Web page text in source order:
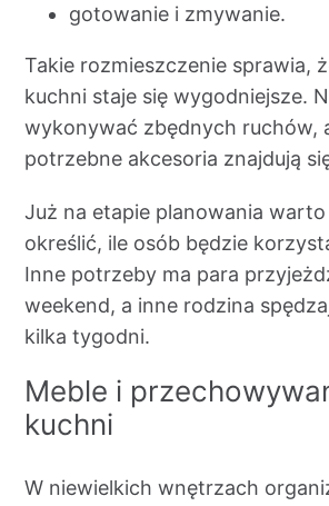
gotowanie i zmywanie.
Takie rozmieszczenie sprawia,
kuchni staje się wygodniejsze.
wykonywać zbędnych ruchów,
potrzebne akcesoria znajdują
Już na etapie planowania
określić, ile osób będzie
Inne potrzeby ma para
weekend, a inne rodzina
kilka tygodni.
Meble i
kuchni
W niewielkich wnętrzach